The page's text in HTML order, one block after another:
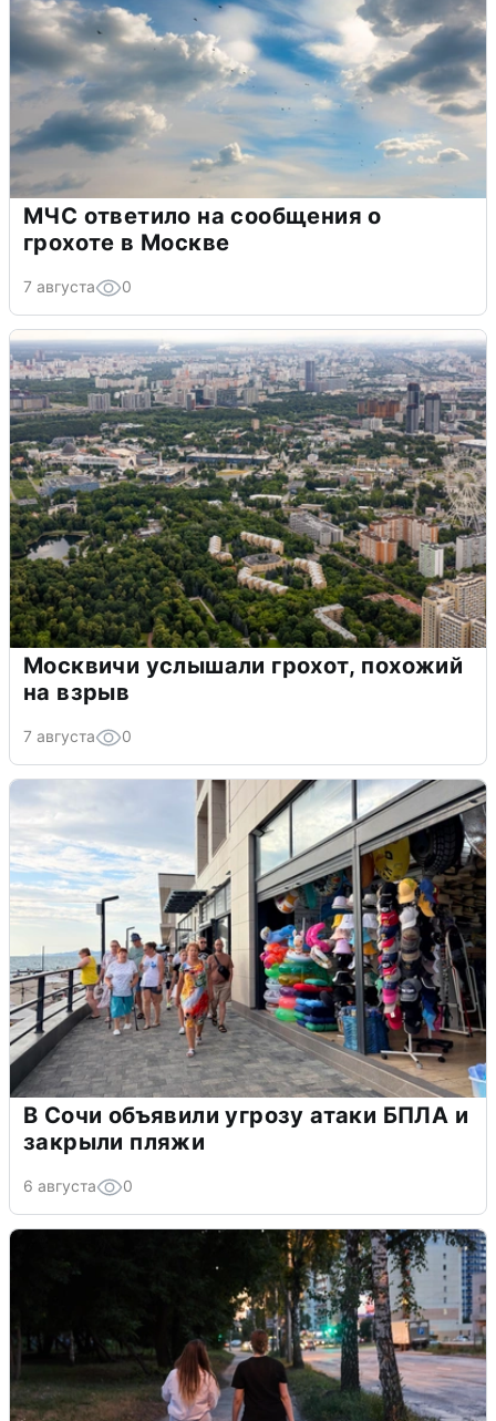
МЧС ответило на сообщения о
грохоте в Москве
7 августа 0
Москвичи услышали грохот, похожий
на взрыв
7 августа 0
В Сочи объявили угрозу атаки БПЛА и
закрыли пляжи
6 августа 0